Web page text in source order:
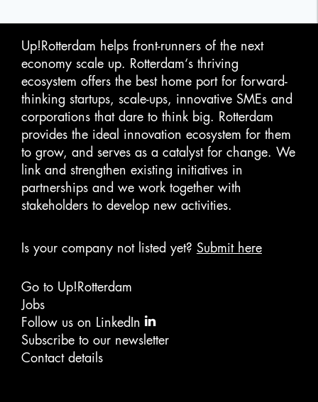
Up!Rotterdam helps front-runners of the next
economy scale up. Rotterdam‘s thriving
ecosystem offers the best home port for forward-
thinking startups, scale-ups, innovative SMEs and
corporations that dare to think big. Rotterdam
provides the ideal innovation ecosystem for them
to grow, and serves as a catalyst for change. We
link and strengthen existing initiatives in
partnerships and we work together with
stakeholders to develop new activities.
Is your company not listed yet? Submit here
Go to Up!Rotterdam
Jobs
Follow us on LinkedIn
Subscribe to our newsletter
Contact details